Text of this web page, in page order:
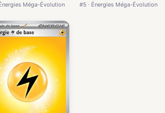
Méga-Évolution #5 · Énergies Méga-Évolution